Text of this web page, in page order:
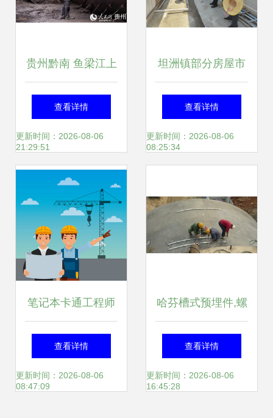
贵州黔南 鱼梁江上
筑凤巢，凤山水库
施工忙
查看详情
更新时间：2026-08-06
21:29:51
坦洲镇部分房屋市
政工程“两热”防控
已整治不足面临整
查看详情
更新时间：2026-08-06
08:25:34
笔记本卡通工程师
的施工日记 当工地
遇上涂鸦”，\\
查看详情
更新时间：2026-08-06
08:47:09
哈芬槽式预埋件,螺
栓产品图片,哈芬槽
式预埋件,螺栓产品
查看详情
更新时间：2026-08-06
16:45:28